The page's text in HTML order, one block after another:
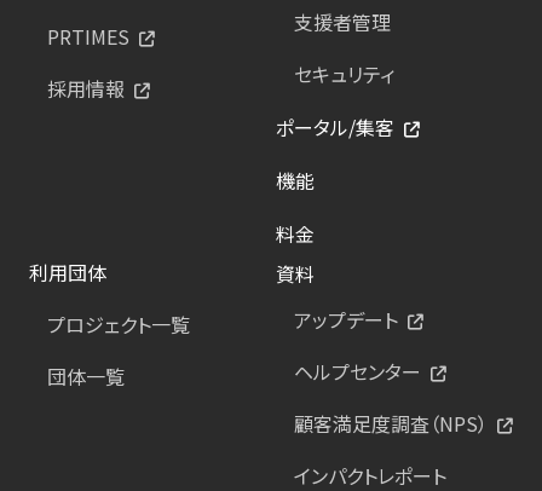
PRTIMES
採用情報
支援者管理
セキュリティ
ポータル/集客
機能
料金
利用団体
プロジェクト一覧
団体一覧
資料
アップデート
ヘルプセンター
顧客満足度調査（NPS）
インパクトレポート